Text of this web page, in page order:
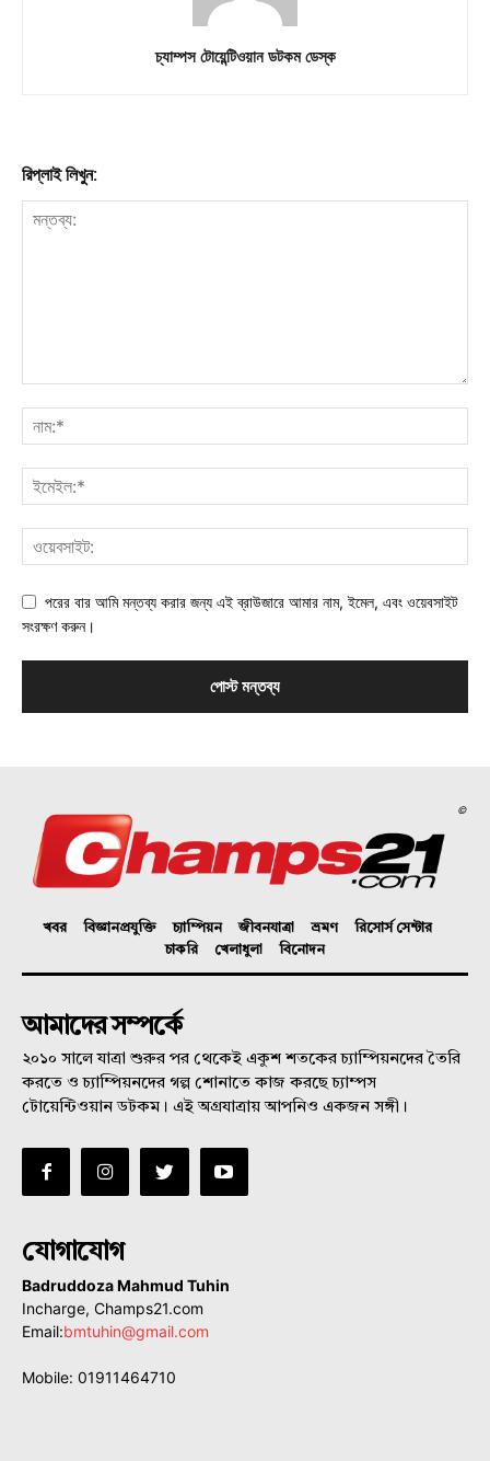
চ্যাম্পস টোয়েন্টিওয়ান ডটকম ডেস্ক
রিপ্লাই লিখুন:
পরের বার আমি মন্তব্য করার জন্য এই ব্রাউজারে আমার নাম, ইমেল, এবং ওয়েবসাইট
সংরক্ষণ করুন।
©
খবর বিজ্ঞানপ্রযুক্তি চ্যাম্পিয়ন জীবনযাত্রা ভ্রমণ
রিসোর্স সেন্টার
চাকরি
খেলাধুলা বিনোদন
আমাদের সম্পর্কে
২০১০ সালে যাত্রা শুরুর পর থেকেই একুশ শতকের চ্যাম্পিয়নদের তৈরি
করতে ও চ্যাম্পিয়নদের গল্প শোনাতে কাজ করছে চ্যাম্পস
টোয়েন্টিওয়ান ডটকম। এই অগ্রযাত্রায় আপনিও একজন সঙ্গী।
যোগাযোগ
Badruddoza Mahmud Tuhin
Incharge, Champs21.com
Email:bmtuhin@gmail.com
Mobile: 01911464710